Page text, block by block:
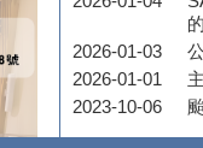
2026-01-03
2026-01-01
2023-10-06